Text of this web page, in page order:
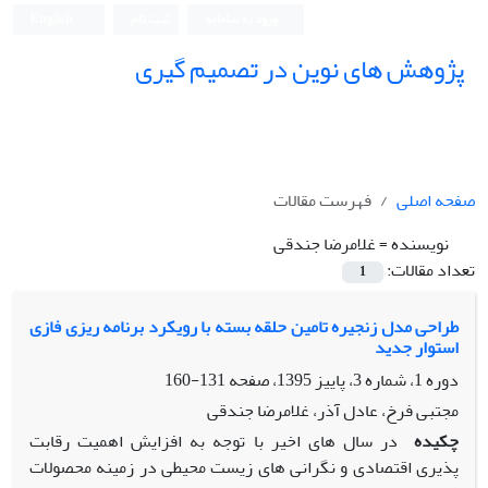
پژوهش های نوین در تصمیم گیری
صفحه اصلی
فهرست مقالات
نویسنده =غلامرضا جندقی
تعداد مقالات:
1
طراحی مدل زنجیره تامین حلقه بسته با رویکرد برنامه ریزی فازی
استوار جدید
دوره 1، شماره 3، پاییز 1395، صفحه
131-160
مجتبی فرخ، عادل آذر، غلامرضا جندقی
چکیده در سال های اخیر با توجه به افزایش اهمیت رقابت
‌پذیری اقتصادی و نگرانی ‌های زیست محیطی در زمینه محصولات